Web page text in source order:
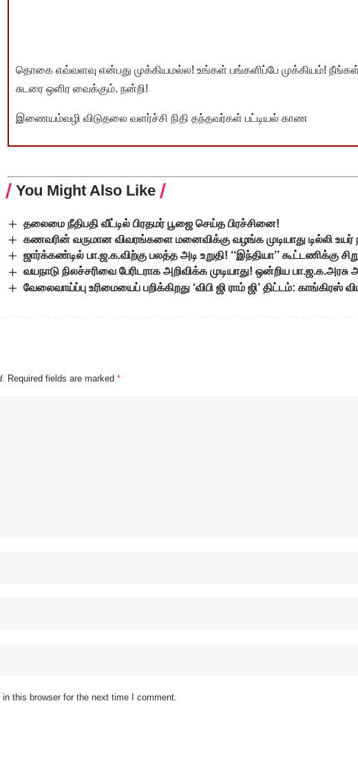
தொகை எவ்வளவு என்பது முக்கியமல்ல! உங்கள் பங்களிப்பே முக்கியம்! நீங்கள்
சுடரை ஒளிர வைக்கும். நன்றி!
இணையம்வழி விடுதலை வளர்ச்சி நிதி தந்தவர்கள் பட்டியல் காண
You Might Also Like
தலைமை நீதிபதி வீட்டில் பிரதமர் பூஜை செய்த பிரச்சினை!
கணவரின் வருமான விவரங்களை மனைவிக்கு வழங்க முடியாது டில்லி உயர்
ஜார்க்கண்டில் பா.ஜ.க.விற்கு பலத்த அடி உறுதி! ‘‘இந்தியா’’ கூட்டணிக்கு
வயநாடு நிலச்சரிவை பேரிடராக அறிவிக்க முடியாது! ஒன்றிய பா.ஜ.க.அரசு
வேலைவாய்ப்பு உரிமையைப் பறிக்கிறது ‘விபி ஜி ராம் ஜி’ திட்டம்: காங்கிரஸ்
Required fields are marked *
this browser for the next time I comment.